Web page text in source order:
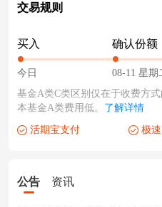
交易规则
买入
今日
确认份额
08-11 星期
基金A类C类区别仅在于收费方
本基金A类费用低。 了解详情
活期宝支付 极
公告 资讯